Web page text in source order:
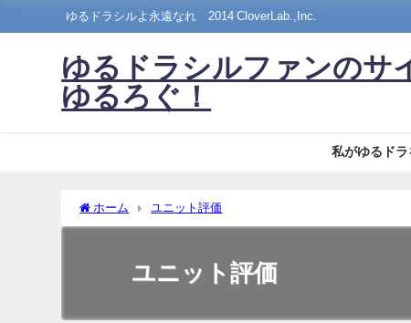
ゆるドラシルよ永遠なれ©2014 CloverLab.,Inc.
ゆるドラシルファンのサ
ゆるろぐ！
私がゆるド
ホーム ユニット評価
ユニット評価